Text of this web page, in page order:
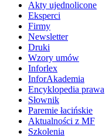
Akty ujednolicone
Eksperci
Firmy
Newsletter
Druki
Wzory umów
Inforlex
InforAkademia
Encyklopedia prawa
Słownik
Paremie łacińskie
Aktualności z MF
Szkolenia